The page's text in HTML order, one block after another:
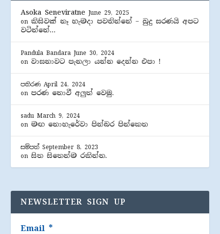
Asoka Seneviratne June 29, 2025
on කිසිවක් නෑ හැමදා පවතින්නේ – බුදු සරණයි අපට
වටින්නේ…
Pandula Bandara June 30, 2024
on වාසනාවට පැනලා යන්න දෙන්න එපා !
පතිරණ April 24, 2024
on පරණ නොවී අලුත් වෙමු.
sadu March 9, 2024
on මඟ නොහැරේවා පින්බර පින්කෙත
සම්පත් September 8, 2023
onසිත සිතෙන්ම රකින්න.
NEWSLETTER SIGN UP
Email *